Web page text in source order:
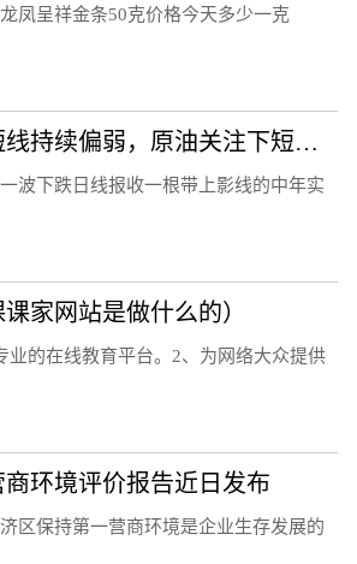
凤呈祥金条50克价格今天多少一克
易维哲：黄金短线持续偏弱，原油关注下短线调整
波下跌日线报收一根带上影线的中年实
家网站是做什么的）
业的在线教育平台。2、为网络大众提供
商环境评价报告近日发布
区保持第一营商环境是企业生存发展的